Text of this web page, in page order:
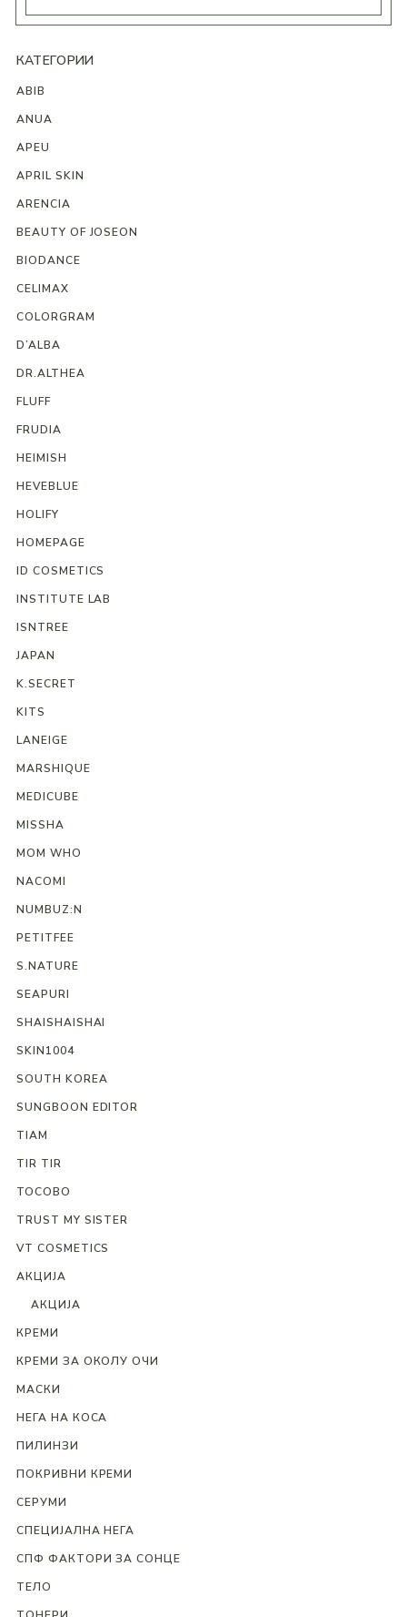
КАТЕГОРИИ
ABIB
ANUA
APEU
APRIL SKIN
ARENCIA
BEAUTY OF JOSEON
BIODANCE
CELIMAX
COLORGRAM
D’ALBA
DR.ALTHEA
FLUFF
FRUDIA
HEIMISH
HEVEBLUE
HOLIFY
HOMEPAGE
ID COSMETICS
INSTITUTE LAB
ISNTREE
JAPAN
K.SECRET
KITS
LANEIGE
MARSHIQUE
MEDICUBE
MISSHA
MOM WHO
NACOMI
NUMBUZ:N
PETITFEE
S.NATURE
SEAPURI
SHAISHAISHAI
SKIN1004
SOUTH KOREA
SUNGBOON EDITOR
TIAM
TIR TIR
TOCOBO
TRUST MY SISTER
VT COSMETICS
АКЦИЈА
АКЦИЈА
КРЕМИ
КРЕМИ ЗА ОКОЛУ ОЧИ
МАСКИ
НЕГА НА КОСА
ПИЛИНЗИ
ПОКРИВНИ КРЕМИ
СЕРУМИ
СПЕЦИЈАЛНА НЕГА
СПФ ФАКТОРИ ЗА СОНЦЕ
ТЕЛО